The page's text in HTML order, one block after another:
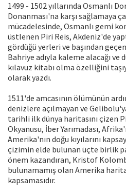
1499 - 1502 yıllarında Osmanlı
Donanması'na karşı sağlamaya
mücadelesinde, Osmanlı gemi
üstlenen Piri Reis, Akdeniz'de
gördüğü yerleri ve başından
Bahriye adıyla kaleme alacağı
kılavuz kitabı olma özelliğini
olarak yazdı.
1511'de amcasının ölümünün
denizlere açılmayan ve
tarihli ilk dünya haritasını çizen
Okyanusu, İber Yarımadası,
Amerika'nın doğu kıyılarını
çizimin elde bulunan üçte birlik
önem kazandıran, Kristof
bulunamamış olan Amerika
kapsamasıdır.